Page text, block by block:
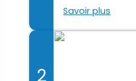
Savoir plus
2